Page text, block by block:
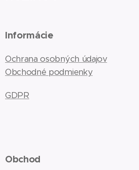
Informácie
Ochrana osobných údajov
Obchodné podmienky
GDPR
Obchod